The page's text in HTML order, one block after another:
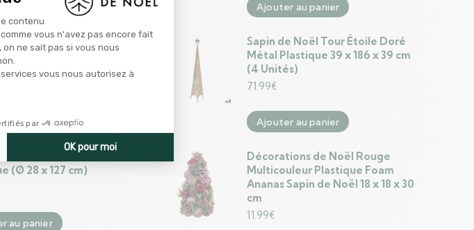
Ajouter au panier
Noël Blanc Métal 17,5 x
(8 Unités)
au panier
Sapin de Noël Tour Étoile Doré
Métal Plastique 39 x 186 x 39 cm
(4 Unités)
71.99€
Ajouter au panier
Noël Tour Doré Métal
(Ø 28 x 127 cm)
au panier
Décorations de Noël Rouge
Multicouleur Plastique Foam
Ananas Sapin de Noël 18 x 18 x 30
cm
11.99€